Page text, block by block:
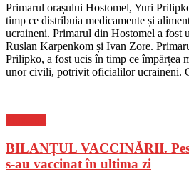
Primarul orașului Hostomel, Yuri
timp ce distribuia medicamente și
ucraineni. Primarul din Hostomel a fost
Ruslan Karpenkom și Ivan Zore.
Prilipko, a fost ucis în timp ce împărțea
unor civili, potrivit oficialilor
BILANȚUL VACCINĂRII.
s-au vaccinat în ultima zi